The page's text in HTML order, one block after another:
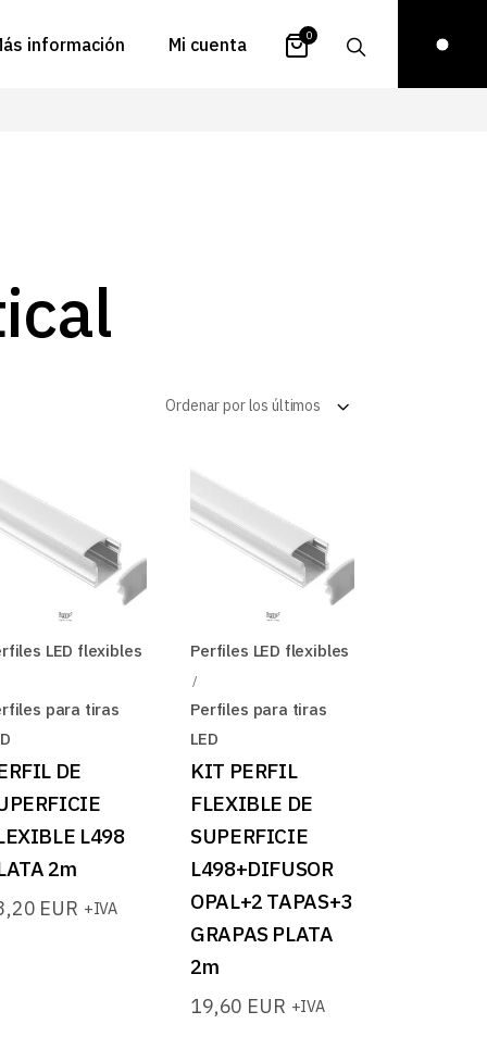
información Mi cuenta 0
Ordenar por los últimos
LED flexibles
para tiras
DE
L498
2m
EUR +IVA
Perfiles LED flexibles
Perfiles para tiras
LED
KIT PERFIL
FLEXIBLE DE
SUPERFICIE
L498+DIFUSOR
OPAL+2 TAPAS+3
GRAPAS PLATA
2m
19,60 EUR +IVA